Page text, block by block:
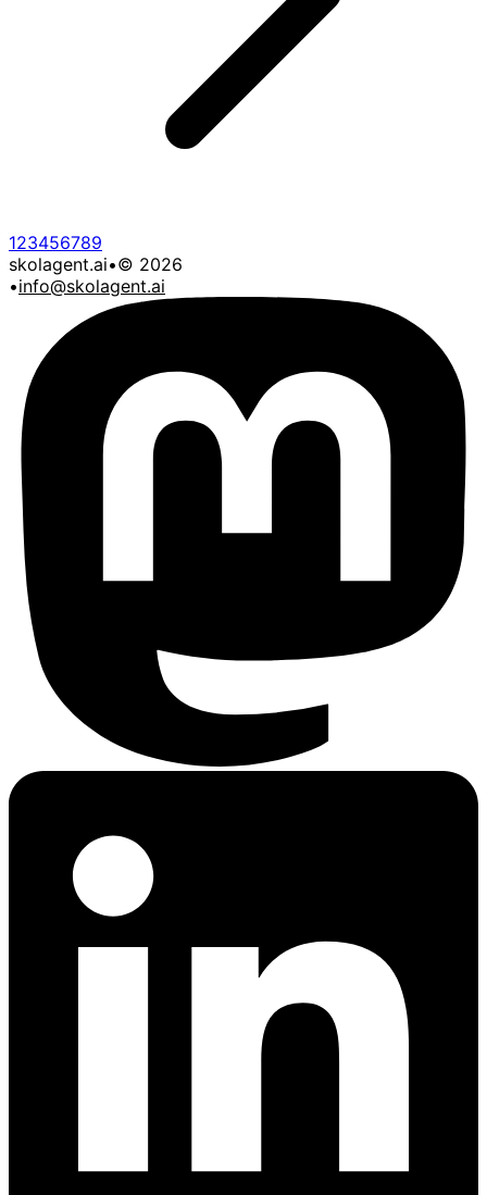
123456789
skolagent.ai•© 2026
•info@skolagent.ai